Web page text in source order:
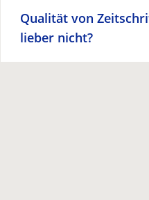
Qualität von
lieber nicht?